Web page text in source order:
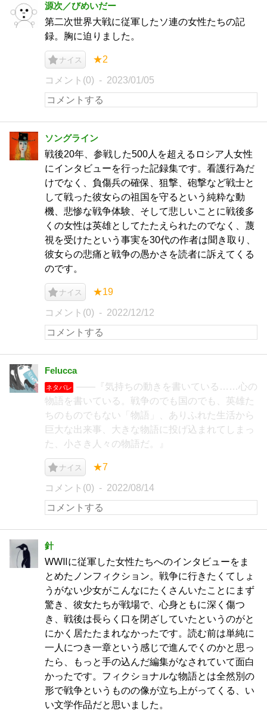
源次／びめいだー
第二次世界大戦に従軍したソ連の女性たちの記
録。胸に迫りました。
ナイス ★2
コメント(0) 2023/01/05
ソングライン
戦後20年、参戦した500人を超えるロシア人女性
にインタビューを行った記録集です。看護行為だ
けでなく、負傷兵の確保、狙撃、砲撃など戦士と
して戦った彼女らの祖国を守るという純粋な動
機、悲惨な戦争体験、そして悲しいことに戦後多
くの女性は英雄としてたたえられたのでなく、蔑
視を受けたという事実を30代の作者は聞き取り、
彼女らの悲痛と戦争の愚かさを読者に訴えてくる
のです。
ナイス ★19
コメント(0) 2022/12/12
Felucca
ネタバレ
――『気持ちの動きを書いている……心の
物語を書いている。戦争のでも国のでも、英雄た
ちのものでもない「物語」、ありふれた生活から
巨大な出来事、大きな物語に投げ込まれてしまっ
た、小さき人々の物語だ。』
ナイス ★7
コメント(0) 2022/08/14
針
WWⅡに従軍した女性たちへのインタビューをま
とめたノンフィクション。戦争に行きたくてしょ
うがない少女がこんなにたくさんいたことにまず
驚き、彼女たちが戦場で、心身ともに深く傷つ
き、戦後は長らく口を閉ざしていたというのがと
にかく居たたまれなかったです。読む前は単純に
一人につき一章という感じで進んでくのかと思っ
たら、もっと手の込んだ編集がなされていて面白
かったです。フィクショナルな物語とは全然別の
形で戦争というものの像が立ち上がってくる、い
い文学作品だと思いました。